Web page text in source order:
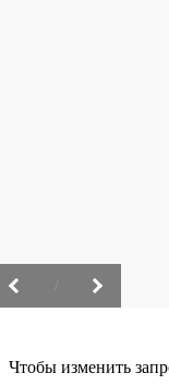
Чтобы изменить